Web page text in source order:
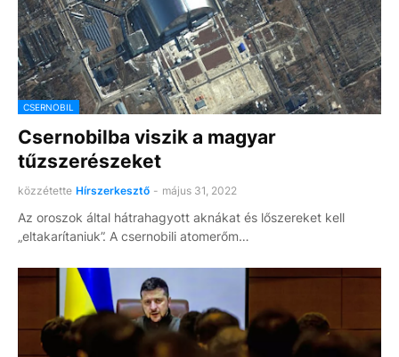
CSERNOBIL
Csernobilba viszik a magyar
tűzszerészeket
közzétette Hírszerkesztő - május 31, 2022
Az oroszok által hátrahagyott aknákat és lőszereket kell
„eltakarítaniuk”. A csernobili atomerőm…